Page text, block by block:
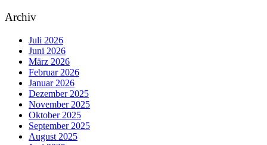
Archiv
Juli 2026
Juni 2026
März 2026
Februar 2026
Januar 2026
Dezember 2025
November 2025
Oktober 2025
September 2025
August 2025